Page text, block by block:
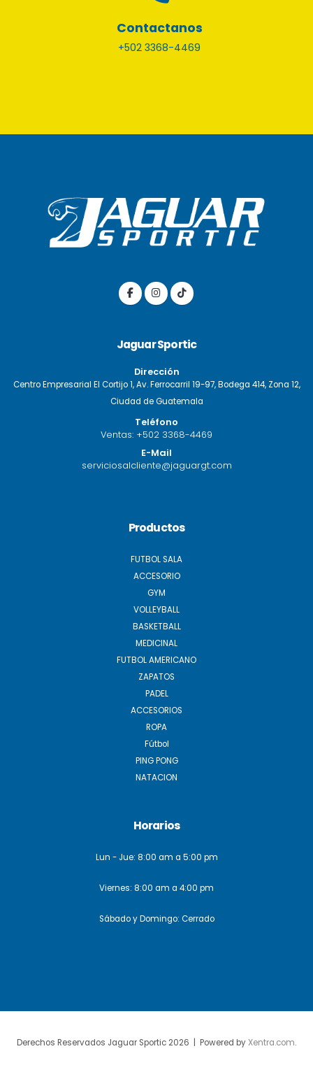
Contactanos
+502 3368-4469
Jaguar Sportic
Dirección
Centro Empresarial El Cortijo 1, Av. Ferrocarril 19-97, Bodega 414, Zona 12,
Ciudad de Guatemala
Teléfono
Ventas: +502 3368-4469
E-Mail
serviciosalcliente@jaguargt.com
Productos
FUTBOL SALA
ACCESORIO
GYM
VOLLEYBALL
BASKETBALL
MEDICINAL
FUTBOL AMERICANO
ZAPATOS
PADEL
ACCESORIOS
ROPA
Fútbol
PING PONG
NATACION
Horarios
Lun - Jue: 8:00 am a 5:00 pm
Viernes: 8:00 am a 4:00 pm
Sábado y Domingo: Cerrado
Derechos Reservados Jaguar Sportic 2026 | Powered byXentra.com.